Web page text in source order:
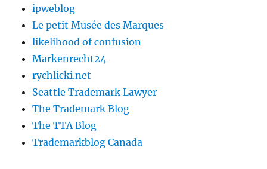
ipweblog
Le petit Musée des Marques
likelihood of confusion
Markenrecht24
rychlicki.net
Seattle Trademark Lawyer
The Trademark Blog
The TTA Blog
Trademarkblog Canada